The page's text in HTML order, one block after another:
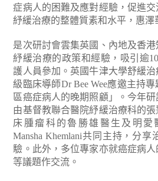
症病人的困難及應對經驗，促進
紓緩治療的整體質素和水平，惠澤
是次研討會雲集英國、內地及香
紓緩治療的政策和經驗，吸引逾
護人員參加。英國牛津大學舒緩
級臨床導師Dr Bee Wee應邀主持
區癌症病人的晚期照顧」。今年
由基督教聯合醫院紓緩治療科的
床腫瘤科的魯勝雄醫生及明愛
Mansha Khemlani共同主持，分
驗。此外，多位專家亦就癌症病
等議題作交流。